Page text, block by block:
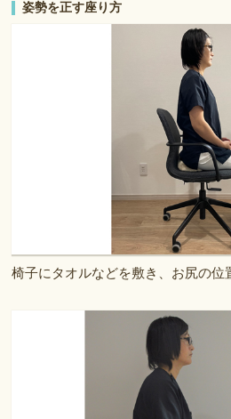
姿勢を正す座り方
椅子にタオルなどを敷き、お尻の位